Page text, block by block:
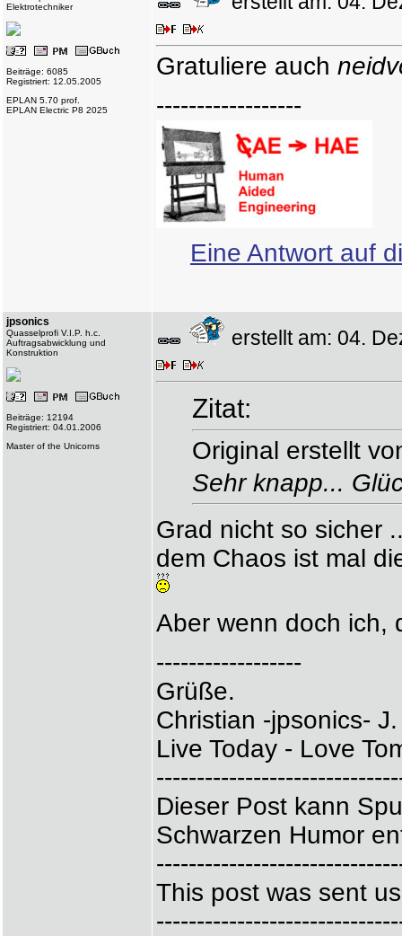
Elektrotechniker
Beiträge: 6085
Registriert: 12.05.2005
EPLAN 5.70 prof.
EPLAN Electric P8 2025
Gratuliere auch
------------------
Eine Antwort auf
jpsonics
Quasselprofi V.I.P. h.c.
Auftragsabwicklung und
Konstruktion
Beiträge: 12194
Registriert: 04.01.2006
Master of the Unicorns
erstellt am: 04.
Zitat:
Original erstellt
Sehr knapp...
Grad nicht so sicher
dem Chaos ist mal
Aber wenn doch
------------------
Grüße.
Christian -jpsonics- J.
Live Today - Love
Dieser Post kann
Schwarzen Humor
This post was sent